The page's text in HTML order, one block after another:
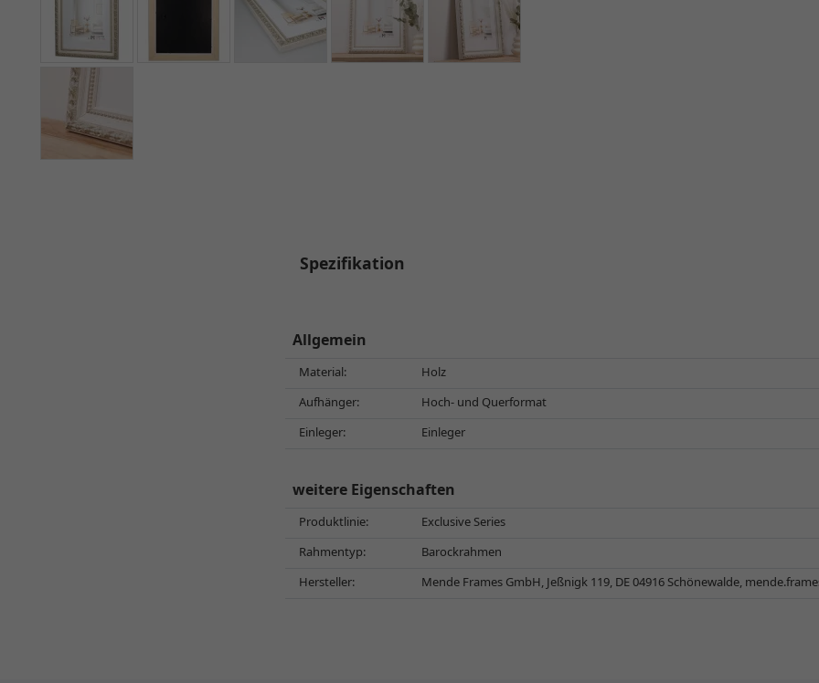
Spezifikation
Allgemein
Material:
Holz
Aufhänger:
Hoch- und Querformat
Einleger:
Einleger
weitere Eigenschaften
Produktlinie:
Exclusive Series
Rahmentyp:
Barockrahmen
Hersteller:
Mende Frames GmbH, Jeßnigk 119, DE 04916 Schönewalde,